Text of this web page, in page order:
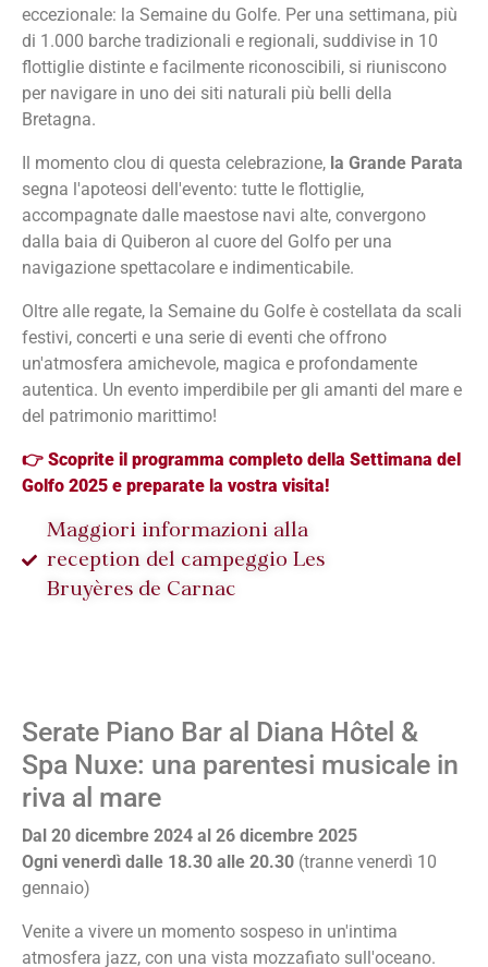
eccezionale: la Semaine du Golfe. Per una settimana, più
di 1.000 barche tradizionali e regionali, suddivise in 10
flottiglie distinte e facilmente riconoscibili, si riuniscono
per navigare in uno dei siti naturali più belli della
Bretagna.
Il momento clou di questa celebrazione, la Grande Parata
segna l'apoteosi dell'evento: tutte le flottiglie,
accompagnate dalle maestose navi alte, convergono
dalla baia di Quiberon al cuore del Golfo per una
navigazione spettacolare e indimenticabile.
Oltre alle regate, la Semaine du Golfe è costellata da scali
festivi, concerti e una serie di eventi che offrono
un'atmosfera amichevole, magica e profondamente
autentica. Un evento imperdibile per gli amanti del mare e
del patrimonio marittimo!
👉 Scoprite il programma completo della Settimana del
Golfo 2025 e preparate la vostra visita!
Maggiori informazioni alla
reception del campeggio Les
Bruyères de Carnac
Serate Piano Bar al Diana Hôtel &
Spa Nuxe: una parentesi musicale in
riva al mare
Dal 20 dicembre 2024 al 26 dicembre 2025
Ogni venerdì dalle 18.30 alle 20.30 (tranne venerdì 10
gennaio)
Venite a vivere un momento sospeso in un'intima
atmosfera jazz, con una vista mozzafiato sull'oceano.